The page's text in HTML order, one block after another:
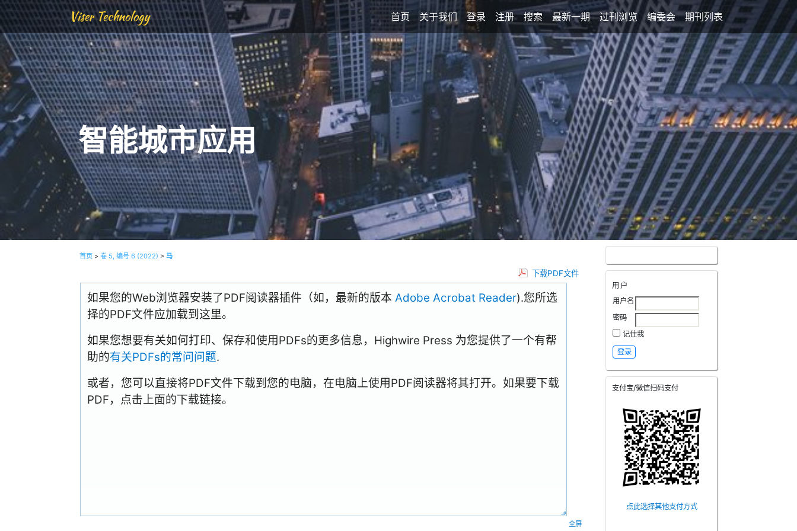
Viser Technology 首页 关于我们 登录 注册 搜索 最新一期 过刊浏览 编委会 期刊列表
智能城市应用
用户
用户名
密码
记住我
支付宝/微信扫码支付
点此选择其他支付方式
首页 >卷 5, 编号 6 (2022) >马
下载PDF文件
如果您的Web浏览器安装了PDF阅读器插件（如，最新的版本 Adobe Acrobat Reader).您所选
择的PDF文件应加载到这里。
如果您想要有关如何打印、保存和使用PDFs的更多信息，Highwire Press 为您提供了一个有帮
助的有关PDFs的常问问题.
或者，您可以直接将PDF文件下载到您的电脑，在电脑上使用PDF阅读器将其打开。如果要下载
PDF，点击上面的下载链接。
全屏